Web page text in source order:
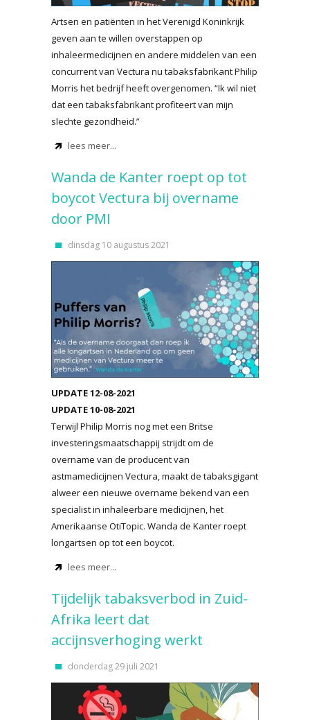
Artsen en patiënten in het Verenigd Koninkrijk
geven aan te willen overstappen op
inhaleermedicijnen en andere middelen van een
concurrent van Vectura nu tabaksfabrikant Philip
Morris het bedrijf heeft overgenomen. “Ik wil niet
dat een tabaksfabrikant profiteert van mijn
slechte gezondheid.”
lees meer...
Wanda de Kanter roept op tot
boycot Vectura bij overname
door PMI
dinsdag 10 augustus 2021
UPDATE 12-08-2021
UPDATE 10-08-2021
Terwijl Philip Morris nog met een Britse
investeringsmaatschappij strijdt om de
overname van de producent van
astmamedicijnen Vectura, maakt de tabaksgigant
alweer een nieuwe overname bekend van een
specialist in inhaleerbare medicijnen, het
Amerikaanse OtiTopic. Wanda de Kanter roept
longartsen op tot een boycot.
lees meer...
Tijdelijk tabaksverbod in Zuid-
Afrika leert dat
accijnsverhoging werkt
donderdag 29 juli 2021